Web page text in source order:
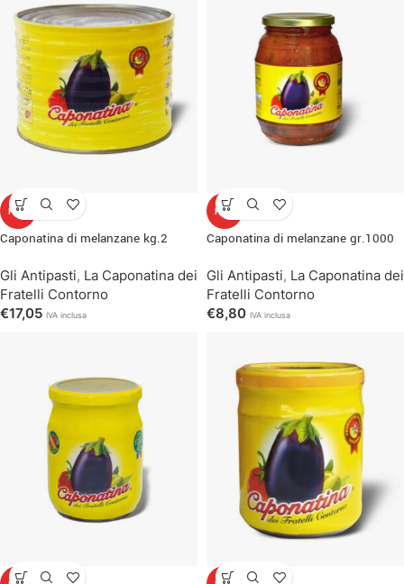
HOT
Caponatina di melanzane kg.2
Gli Antipasti, La Caponatina dei
Fratelli Contorno
€17,05 IVA inclusa
HOT
Caponatina di melanzane gr.1000
Gli Antipasti, La Caponatina dei
Fratelli Contorno
€8,80 IVA inclusa